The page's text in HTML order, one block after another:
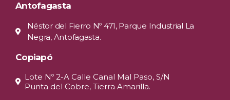
Antofagasta
Néstor del Fierro Nº 471, Parque Industrial La
Negra, Antofagasta.
Copiapó
Lote Nº 2-A Calle Canal Mal Paso, S/N
Punta del Cobre, Tierra Amarilla.